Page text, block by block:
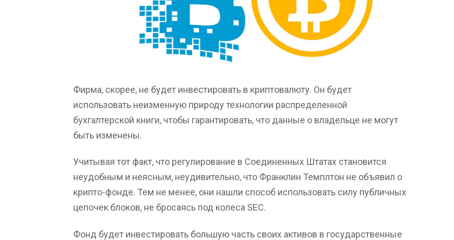
Фирма, скорее, не будет инвестировать в криптовалюту. Он будет
использовать неизменную природу технологии распределенной
бухгалтерской книги, чтобы гарантировать, что данные о владельце не могут
быть изменены.
Учитывая тот факт, что регулирование в Соединенных Штатах становится
неудобным и неясным, неудивительно, что Франклин Темплтон не объявил о
крипто-фонде. Тем не менее, они нашли способ использовать силу публичных
цепочек блоков, не бросаясь под колеса SEC.
Фонд будет инвестировать большую часть своих активов в государственные